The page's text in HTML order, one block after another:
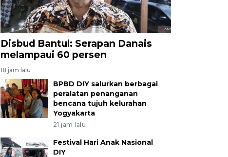
Disbud Bantul: Serapan Danais
melampaui 60 persen
18 jam lalu
BPBD DIY salurkan berbagai
peralatan penanganan
bencana tujuh kelurahan
Yogyakarta
21 jam lalu
Festival Hari Anak Nasional
DIY